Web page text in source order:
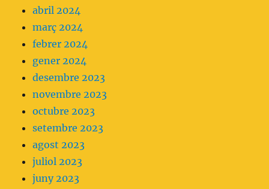
abril 2024
març 2024
febrer 2024
gener 2024
desembre 2023
novembre 2023
octubre 2023
setembre 2023
agost 2023
juliol 2023
juny 2023